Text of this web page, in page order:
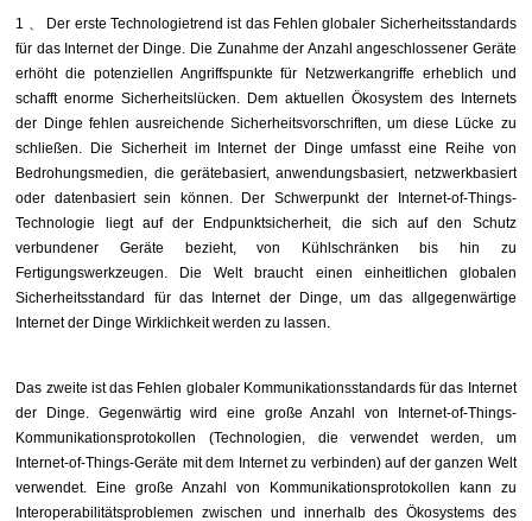
1 、
Der erste Technologietrend ist das Fehlen globaler Sicherheitsstandards
für das Internet der Dinge. Die Zunahme der Anzahl angeschlossener Geräte
erhöht die potenziellen Angriffspunkte für Netzwerkangriffe erheblich und
schafft enorme Sicherheitslücken. Dem aktuellen Ökosystem des Internets
der Dinge fehlen ausreichende Sicherheitsvorschriften, um diese Lücke zu
schließen. Die Sicherheit im Internet der Dinge umfasst eine Reihe von
Bedrohungsmedien, die gerätebasiert, anwendungsbasiert, netzwerkbasiert
oder datenbasiert sein können. Der Schwerpunkt der Internet-of-Things-
Technologie liegt auf der Endpunktsicherheit, die sich auf den Schutz
verbundener Geräte bezieht, von Kühlschränken bis hin zu
Fertigungswerkzeugen. Die Welt braucht einen einheitlichen globalen
Sicherheitsstandard für das Internet der Dinge, um das allgegenwärtige
Internet der Dinge Wirklichkeit werden zu lassen.
Das zweite ist das Fehlen globaler Kommunikationsstandards für das Internet
der Dinge. Gegenwärtig wird eine große Anzahl von Internet-of-Things-
Kommunikationsprotokollen (Technologien, die verwendet werden, um
Internet-of-Things-Geräte mit dem Internet zu verbinden) auf der ganzen Welt
verwendet. Eine große Anzahl von Kommunikationsprotokollen kann zu
Interoperabilitätsproblemen zwischen und innerhalb des Ökosystems des